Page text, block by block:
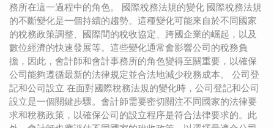
務所在這一過程中的角色。 國際稅務法規的變化 國際稅務法規
的不斷變化是一個持續的趨勢。這種變化可能來自於不同國家
的稅務政策調整、國際間的稅收協定、跨國企業的崛起，以及
數位經濟的快速發展等。這些變化通常會影響公司的稅務負
擔，因此，會計師和會計事務所的角色變得至關重要，以確保
公司能夠遵循最新的法律規定並合法地減少稅務成本。 公司登
記和公司設立 在面對國際稅務法規的變化時，公司登記和公司
設立是一個關鍵步驟。會計師需要密切關注不同國家的法律要
求和稅務政策，以確保公司的設立程序是符合法律要求的。此